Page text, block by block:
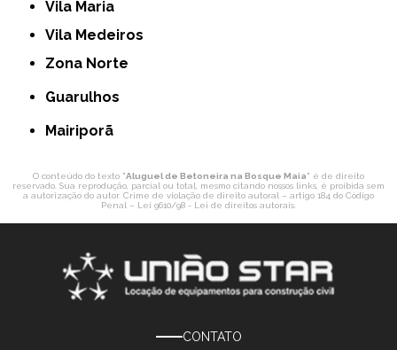
Vila Maria
Vila Medeiros
Zona Norte
Guarulhos
Mairiporã
O conteúdo do texto "Aluguel de Betoneira na Bosque Maia" é de direito
reservado. Sua reprodução, parcial ou total, mesmo citando nossos links, é proibida sem
a autorização do autor. Crime de violação de direito autoral – artigo 184 do Código
Penal – Lei 9610/98 - Lei de direitos autorais
CONTATO